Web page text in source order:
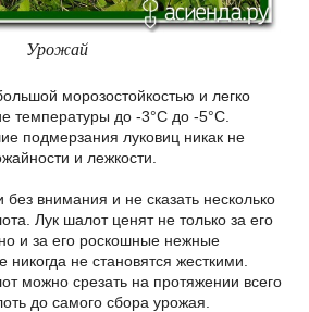
Урожай
морозостойкостью и легко
температуры до -3°C до -5°C.
подмерзания луковиц никак не
и лежкости.
без внимания и не сказать несколько
Лук шалот ценят не только за его
и за его роскошные нежные
не становятся жесткими.
можно срезать на протяжении всего
до самого сбора урожая.